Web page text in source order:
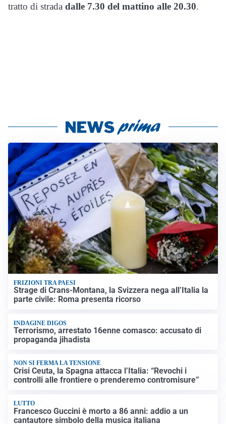
tratto di strada dalle 7.30 del mattino alle 20.30.
FRIZIONI TRA PAESI
Strage di Crans-Montana, la Svizzera nega all’Italia la
parte civile: Roma presenta ricorso
INDAGINE DIGOS
Terrorismo, arrestato 16enne comasco: accusato di
propaganda jihadista
NON SI FERMA LA TENSIONE
Crisi Ceuta, la Spagna attacca l’Italia: “Revochi i
controlli alle frontiere o prenderemo contromisure”
LUTTO
Francesco Guccini è morto a 86 anni: addio a un
cantautore simbolo della musica italiana